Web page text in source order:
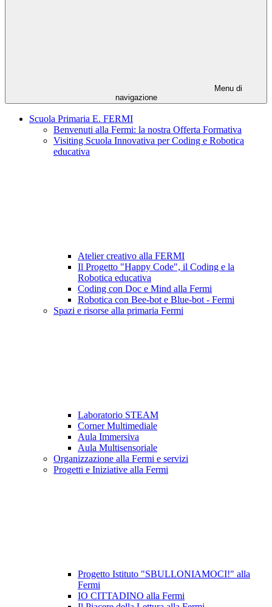
Menu di
navigazione
Scuola Primaria E. FERMI
Benvenuti alla Fermi: la nostra Offerta Formativa
Visiting Scuola Innovativa per Coding e Robotica
educativa
Atelier creativo alla FERMI
Il Progetto "Happy Code", il Coding e la
Robotica educativa
Coding con Doc e Mind alla Fermi
Robotica con Bee-bot e Blue-bot - Fermi
Spazi e risorse alla primaria Fermi
Laboratorio STEAM
Corner Multimediale
Aula Immersiva
Aula Multisensoriale
Organizzazione alla Fermi e servizi
Progetti e Iniziative alla Fermi
Progetto Istituto "SBULLONIAMOCI!" alla
Fermi
IO CITTADINO alla Fermi